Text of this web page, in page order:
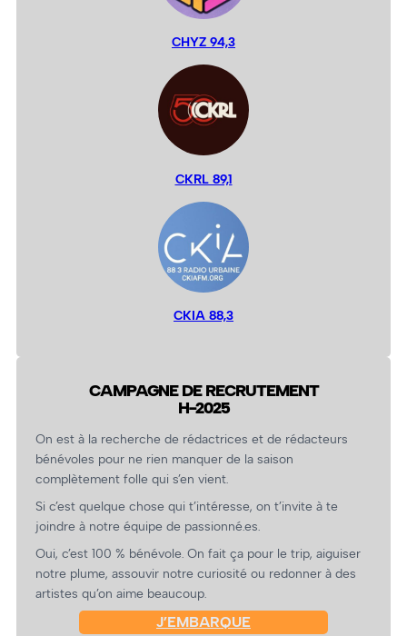
CHYZ 94,3
CKRL 89,1
CKIA 88,3
CAMPAGNE DE RECRUTEMENT
H-2025
On est à la recherche de rédactrices et de rédacteurs
bénévoles pour ne rien manquer de la saison
complètement folle qui s’en vient.
Si c’est quelque chose qui t’intéresse, on t’invite à te
joindre à notre équipe de passionné.es.
Oui, c’est 100 % bénévole. On fait ça pour le trip, aiguiser
notre plume, assouvir notre curiosité ou redonner à des
artistes qu’on aime beaucoup.
J’EMBARQUE